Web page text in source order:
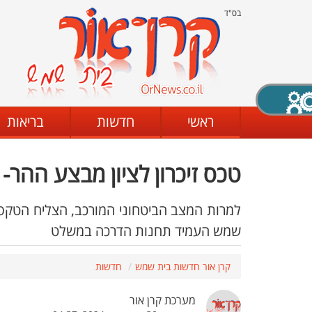
בס"ד
ראשי חדשות בריאות
טכס זיכרון לציון מבצע
למרות המצב הביטחוני המורכב, הצליח
שמש העמיד תחנות הדרכה במשלט
קרן אור חדשות בית שמש חדשות
מערכת קרן אור
X סגירה
מצב שחור - לבן קביעת ניגודיות